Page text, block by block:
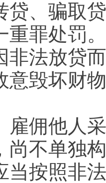
贷、骗取
重罪处罚。
非法放贷
意毁坏财
雇佣他人
尚不单独
当按照非